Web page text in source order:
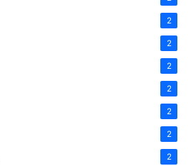
2
2
2
2
2
2
2